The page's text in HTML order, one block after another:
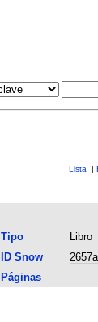
Lista |
Tipo
Libro
ID Snow
2657a
Páginas